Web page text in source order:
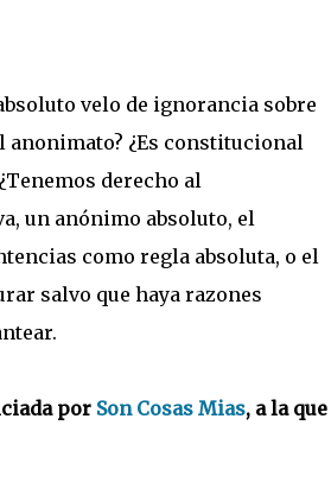
velo de ignorancia sobre
anonimato? ¿Es constitucional
derecho al
un anónimo absoluto, el
como regla absoluta, o el
salvo que haya razones
por Son Cosas Mias, a la que